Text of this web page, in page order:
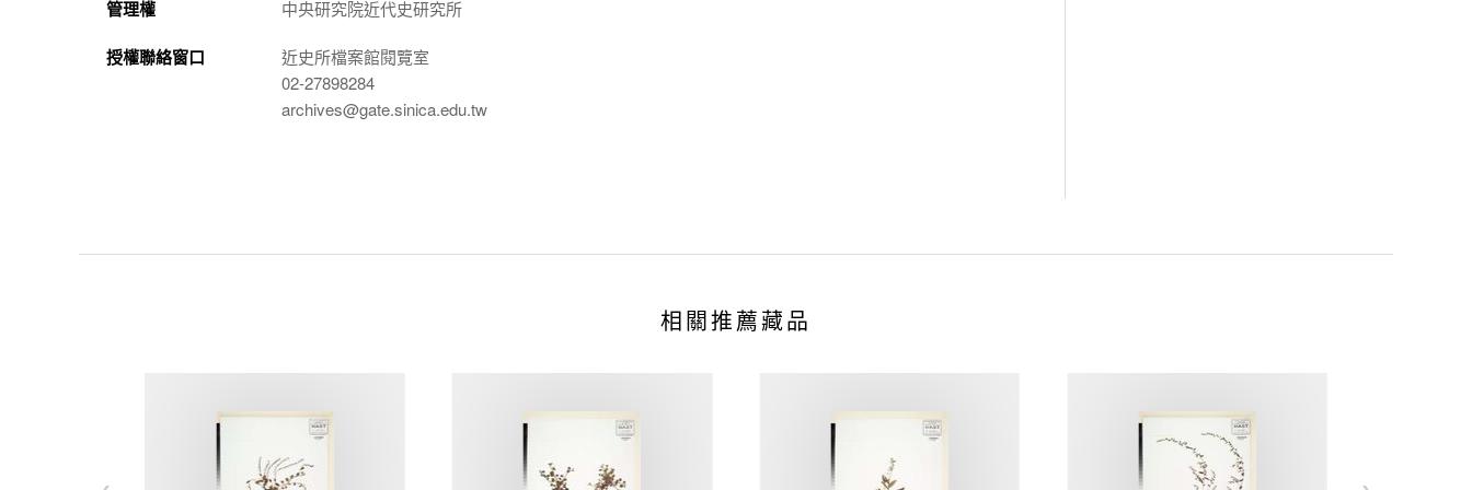
管理權 中央研究院近代史研究所
授權聯絡窗口
近史所檔案館閱覽室
02-27898284
archives@gate.sinica.edu.tw
相關推薦藏品